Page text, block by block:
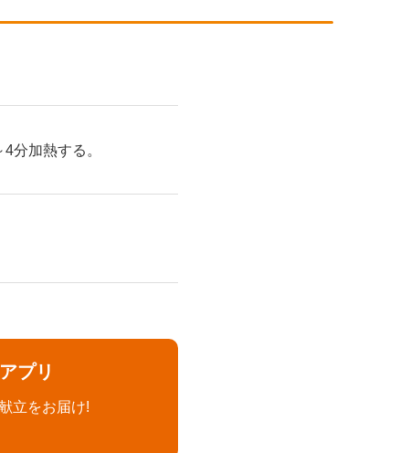
分加熱する。
プリ
立をお届け!